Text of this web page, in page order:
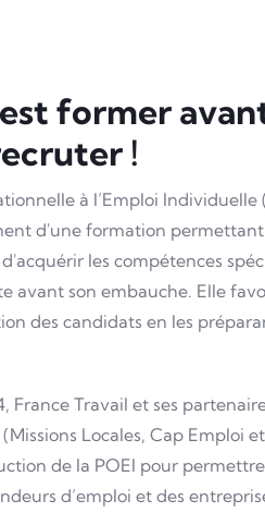
former
!
à l’Emploi Individuelle
d'une formation
les compétences
avant son embauche. Elle
des candidats en les
France Travail et ses
Locales, Cap Emploi
de la POEI pour
d’emploi et des